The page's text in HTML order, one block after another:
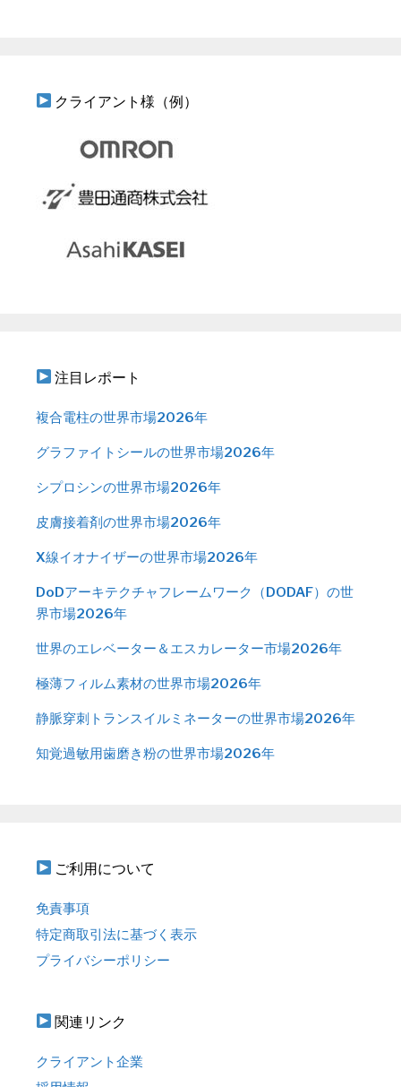
クライアント様（例）
注目レポート
複合電柱の世界市場2026年
グラファイトシールの世界市場2026年
シプロシンの世界市場2026年
皮膚接着剤の世界市場2026年
X線イオナイザーの世界市場2026年
DoDアーキテクチャフレームワーク（DODAF）の世
界市場2026年
世界のエレベーター＆エスカレーター市場2026年
極薄フィルム素材の世界市場2026年
静脈穿刺トランスイルミネーターの世界市場2026年
知覚過敏用歯磨き粉の世界市場2026年
ご利用について
免責事項
特定商取引法に基づく表示
プライバシーポリシー
関連リンク
クライアント企業